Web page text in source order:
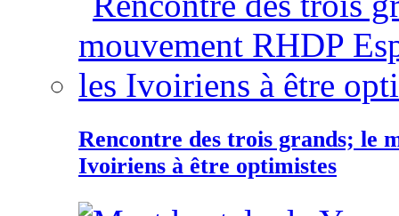
Rencontre des trois grands; le
Ivoiriens à être optimistes